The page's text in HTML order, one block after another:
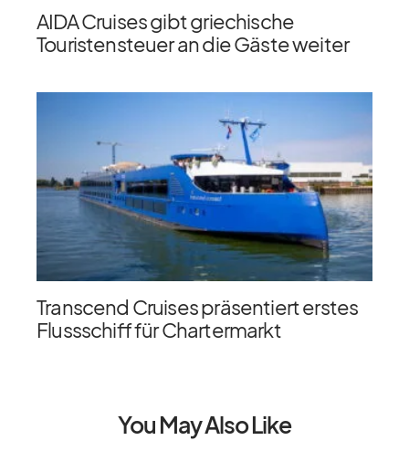
AIDA Cruises gibt griechische
Touristensteuer an die Gäste weiter
Transcend Cruises präsentiert erstes
Flussschiff für Chartermarkt
You May Also Like